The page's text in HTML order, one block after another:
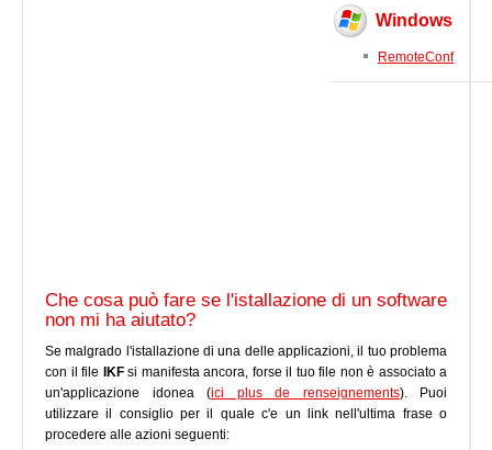
Windows
RemoteConf
Che cosa può fare se l'istallazione di un software
non mi ha aiutato?
Se malgrado l'istallazione di una delle applicazioni, il tuo problema
con il file
IKFsi manifesta ancora, forse il tuo file non è associato a
un'applicazione idonea (ici plus de renseignements). Puoi
utilizzare il consiglio per il quale c'e un link nell'ultima frase o
procedere alle azioni seguenti: